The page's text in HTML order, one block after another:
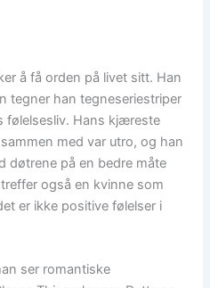
å få orden på livet sitt. Han
tegner han tegneseriestriper
følelsesliv. Hans kjæreste
med var utro, og han
døtrene på en bedre måte
også en kvinne som
er ikke positive følelser i
ser romantiske